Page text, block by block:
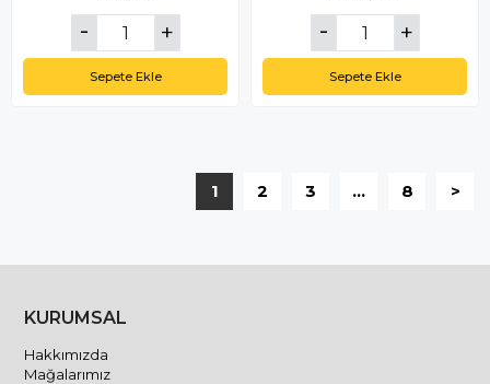
Sepete Ekle Sepete Ekle
1 2 3 ... 8 >
KURUMSAL
Hakkımızda
Mağalarımız